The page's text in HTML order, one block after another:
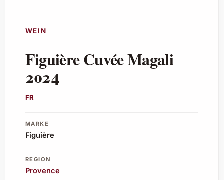
WEIN
Figuière Cuvée Magali
2024
FR
MARKE
Figuière
REGION
Provence